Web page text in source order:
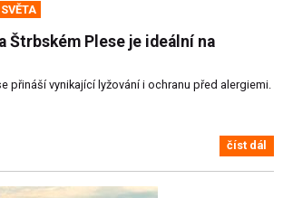
Štrbském Plese je ideální na
přináší vynikající lyžování i ochranu před alergiemi.
číst dál